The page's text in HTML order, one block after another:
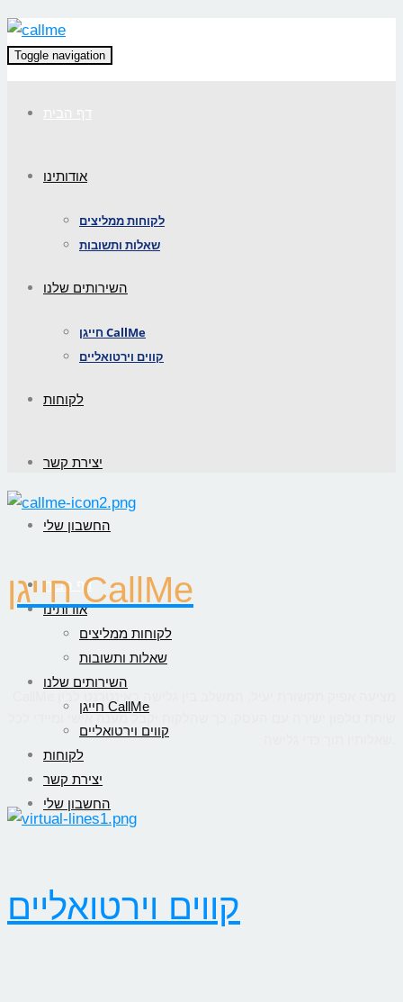
Toggle navigation
אודותינו
לקוחות ממליצים
שאלות ותשובות
השירותים שלנו
חייגן CallMe
קווים וירטואליים
לקוחות
יצירת קשר
החשבון שלי
דף הבית
אודותינו
לקוחות ממליצים
שאלות ותשובות
השירותים שלנו
חייגן CallMe
קווים וירטואליים
לקוחות
יצירת קשר
החשבון שלי
חייגן CallMe
שיחת טלפון ישירה עם העסק, כך שהלקוח יקבל מענה אישי ומיידי לכל
קווים וירטואליים